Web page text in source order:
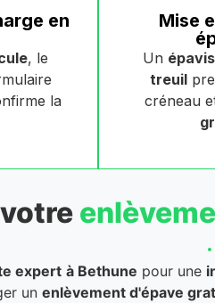
en
, le
la
Mise
Un
treuil
créneau
expert à Bethune pour une
un enlèvement d'épave